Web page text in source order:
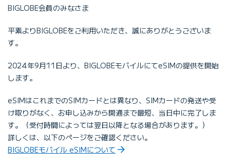
BIGLOBE会員のみなさま
平素よりBIGLOBEをご利用いただき、誠にありがとうございま
す。
2024年9月11日より、BIGLOBEモバイルにてeSIMの提供を開始
します。
eSIMはこれまでのSIMカードとは異なり、SIMカードの発送や受
け取りがなく、お申し込みから開通まで最短、当日中に完了しま
す。（受付時間によっては翌日以降となる場合があります。）
詳しくは、以下のページをご確認ください。
BIGLOBEモバイル eSIMについて